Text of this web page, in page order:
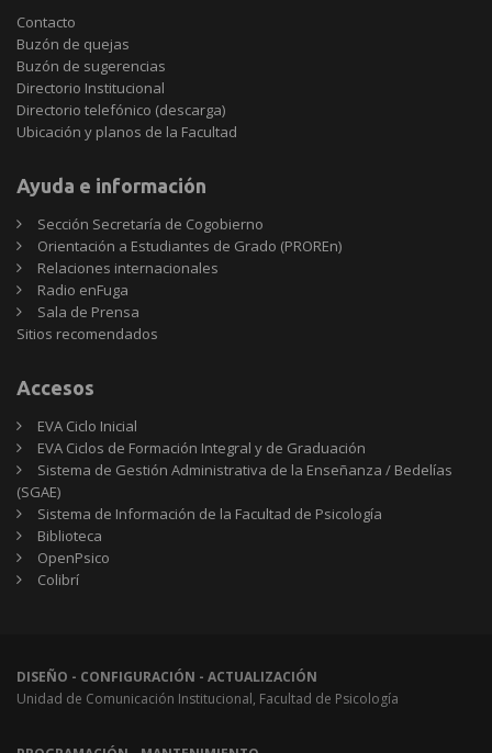
Contacto
Buzón de quejas
Buzón de sugerencias
Directorio Institucional
Directorio telefónico (descarga)
Ubicación y planos de la Facultad
Ayuda e información
Sección Secretaría de Cogobierno
Orientación a Estudiantes de Grado (PROREn)
Relaciones internacionales
Radio enFuga
Sala de Prensa
Sitios
Sitios recomendados
Accesos
EVA Ciclo Inicial
EVA Ciclos de Formación Integral y de Graduación
Sistema de Gestión Administrativa de la Enseñanza / Bedelías
(SGAE)
Sistema de Información de la Facultad de Psicología
Biblioteca
OpenPsico
Colibrí
DISEÑO - CONFIGURACIÓN - ACTUALIZACIÓN
Unidad de Comunicación Institucional, Facultad de Psicología